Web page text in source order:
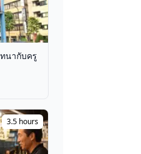
นากับครู
3.5 hours